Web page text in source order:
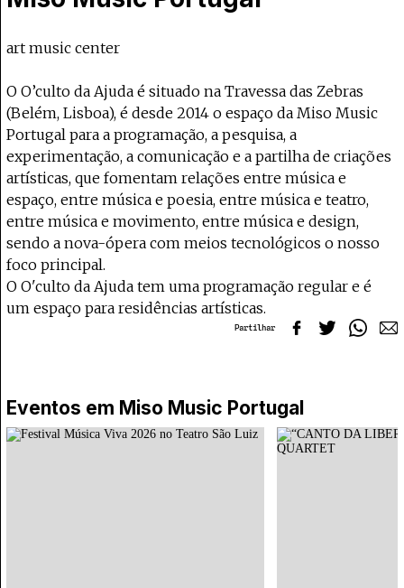
art music center
O O’culto da Ajuda é situado na Travessa das Zebras
(Belém, Lisboa), é desde 2014 o espaço da Miso Music
Portugal para a programação, a pesquisa, a
experimentação, a comunicação e a partilha de criações
artísticas, que fomentam relações entre música e
espaço, entre música e poesia, entre música e teatro,
entre música e movimento, entre música e design,
sendo a nova-ópera com meios tecnológicos o nosso
foco principal.
O O'culto da Ajuda tem uma programação regular e é
um espaço para residências artísticas.
Partilhar
Eventos em Miso Music Portugal